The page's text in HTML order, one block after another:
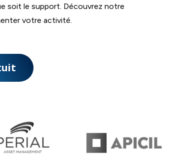
soit le support. Découvrez notre
votre activité.